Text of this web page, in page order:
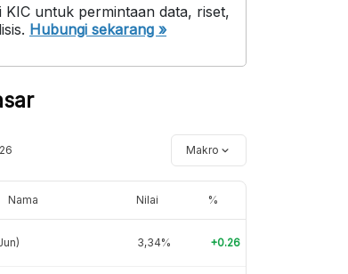
KIC untuk permintaan data, riset,
Hubungi sekarang »
Makro
Nama Nilai %
3,34% +0.26